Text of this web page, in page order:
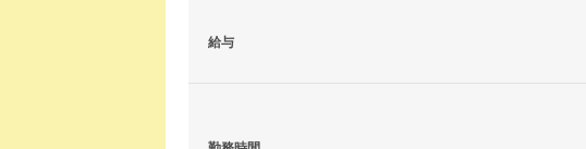
給与